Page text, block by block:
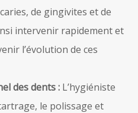
de gingivites et de
intervenir rapidement et
l’évolution de ces
des dents : L’hygiéniste
le polissage et